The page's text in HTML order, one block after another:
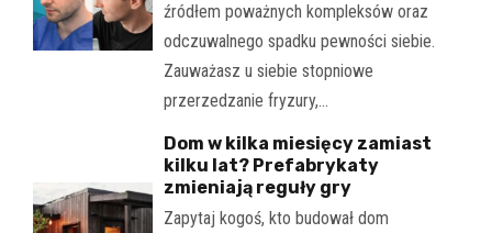
źródłem poważnych kompleksów oraz
odczuwalnego spadku pewności siebie.
Zauważasz u siebie stopniowe
przerzedzanie fryzury,…
Dom w kilka miesięcy zamiast
kilku lat? Prefabrykaty
zmieniają reguły gry
Zapytaj kogoś, kto budował dom